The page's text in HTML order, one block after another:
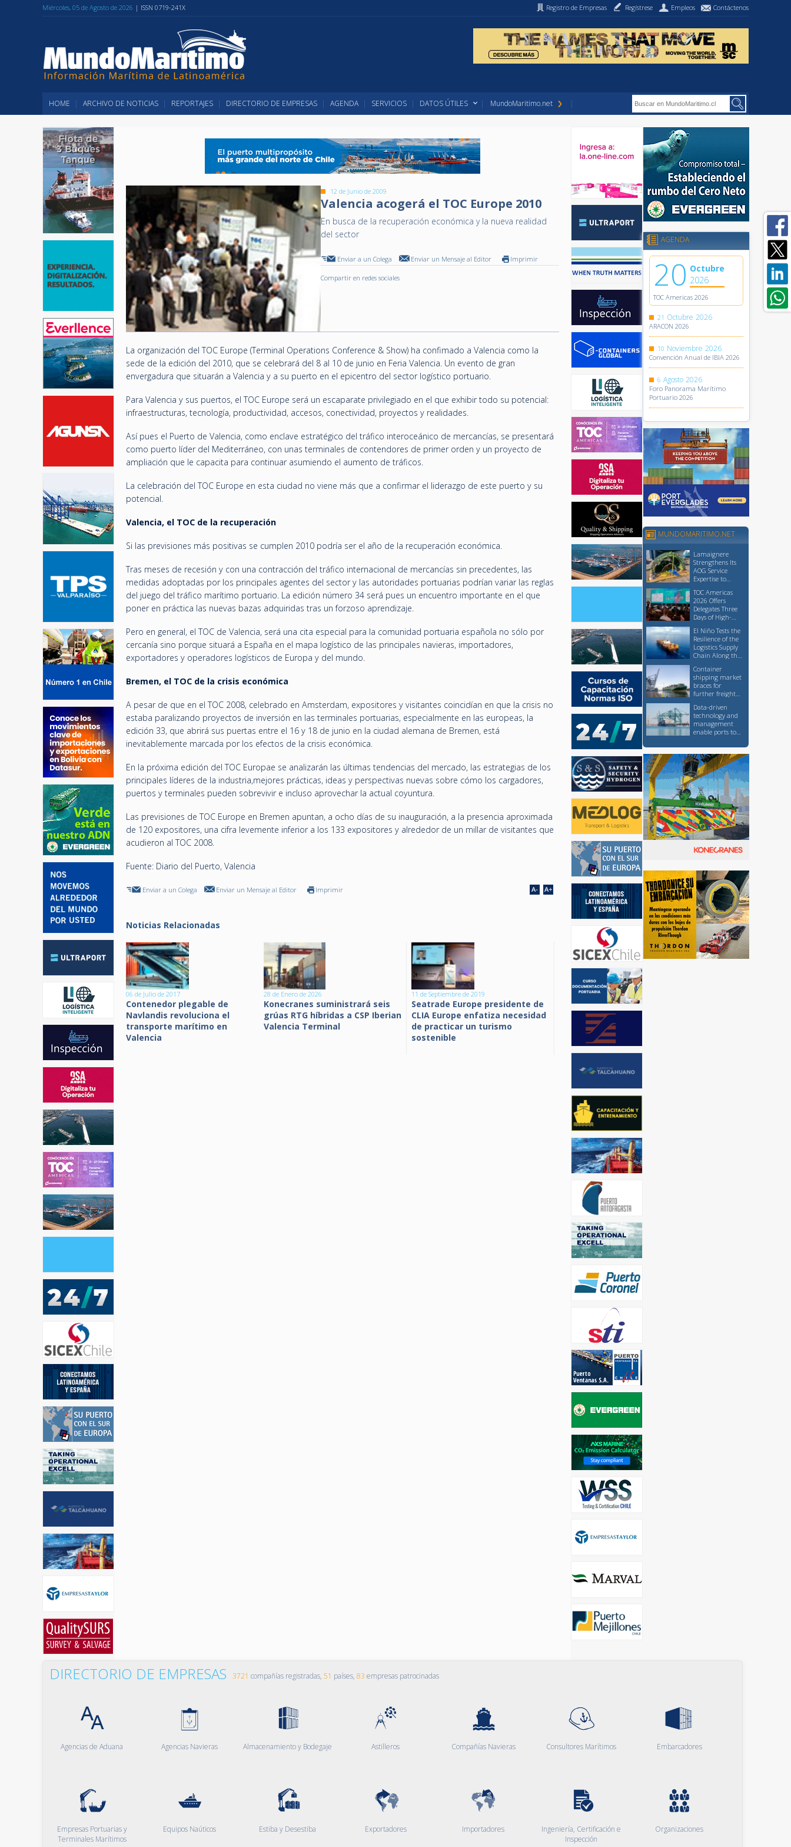
Miércoles, 05 de Agosto de 2026 | ISSN 0719-241X Registro de Empresas Regístrese Empleos Contáctenos
HOME ARCHIVO DE NOTICIAS REPORTAJES DIRECTORIO DE EMPRESAS AGENDA SERVICIOS DATOS ÚTILES MundoMaritimo.net
12 de Junio de 2009
Valencia acogerá el TOC Europe 2010
En busca de la recuperación económica y la nueva realidad
del sector
Enviar a un Colega Enviar un Mensaje al Editor Imprimir
Compartir en redes sociales
La organización del TOC Europe (Terminal Operations Conference & Show) ha confimado a Valencia como la
sede de la edición del 2010, que se celebrará del 8 al 10 de junio en Feria Valencia. Un evento de gran
envergadura que situarán a Valencia y a su puerto en el epicentro del sector logístico portuario.
Para Valencia y sus puertos, el TOC Europe será un escaparate privilegiado en el que exhibir todo su potencial:
infraestructuras, tecnología, productividad, accesos, conectividad, proyectos y realidades.
Así pues el Puerto de Valencia, como enclave estratégico del tráfico interoceánico de mercancías, se presentará
como puerto líder del Mediterráneo, con unas terminales de contendores de primer orden y un proyecto de
ampliación que le capacita para continuar asumiendo el aumento de tráficos.
La celebración del TOC Europe en esta ciudad no viene más que a confirmar el liderazgo de este puerto y su
potencial.
Valencia, el TOC de la recuperación
Si las previsiones más positivas se cumplen 2010 podría ser el año de la recuperación económica.
Tras meses de recesión y con una contracción del tráfico internacional de mercancías sin precedentes, las
medidas adoptadas por los principales agentes del sector y las autoridades portuarias podrían variar las reglas
del juego del tráfico marítimo portuario. La edición número 34 será pues un encuentro importante en el que
poner en práctica las nuevas bazas adquiridas tras un forzoso aprendizaje.
Pero en general, el TOC de Valencia, será una cita especial para la comunidad portuaria española no sólo por
cercanía sino porque situará a España en el mapa logístico de las principales navieras, importadores,
exportadores y operadores logísticos de Europa y del mundo.
Bremen, el TOC de la crisis económica
A pesar de que en el TOC 2008, celebrado en Amsterdam, expositores y visitantes coincidían en que la crisis no
estaba paralizando proyectos de inversión en las terminales portuarias, especialmente en las europeas, la
edición 33, que abrirá sus puertas entre el 16 y 18 de junio en la ciudad alemana de Bremen, está
inevitablemente marcada por los efectos de la crisis económica.
En la próxima edición del TOC Europae se analizarán las últimas tendencias del mercado, las estrategias de los
principales líderes de la industria,mejores prácticas, ideas y perspectivas nuevas sobre cómo los cargadores,
puertos y terminales pueden sobrevivir e incluso aprovechar la actual coyuntura.
Las previsiones de TOC Europe en Bremen apuntan, a ocho días de su inauguración, a la presencia aproximada
de 120 expositores, una cifra levemente inferior a los 133 expositores y alrededor de un millar de visitantes que
acudieron al TOC 2008.
Fuente: Diario del Puerto, Valencia
Enviar a un Colega Enviar un Mensaje al Editor Imprimir
Noticias Relacionadas
06 de Julio de 2017
Contenedor plegable de
Navlandis revoluciona el
transporte marítimo en
Valencia
28 de Enero de 2026
Konecranes suministrará seis
grúas RTG híbridas a CSP Iberian
Valencia Terminal
11 de Septiembre de 2019
Seatrade Europe presidente de
CLIA Europe enfatiza necesidad
de practicar un turismo
sostenible
AGENDA
20 Octubre
2026
TOC Americas 2026
21 Octubre 2026
ARACON 2026
10 Noviembre 2026
Convención Anual de IBIA 2026
6 Agosto 2026
Foro Panorama Marítimo
Portuario 2026
MUNDOMARITIMO.NET
Lamaignere
Strengthens Its
AOG Service
Expertise to
Logistics
Operations
TOC Americas
2026 Offers
Delegates Three
Days of High-
Sharing and
Networking
El Niño Tests the
Resilience of the
Logistics Supply
Chain Along the
Container
shipping market
braces for
further freight
though at a
slower pace than
earlier this
month
Data-driven
technology and
management
enable ports to
sustainability
without
sacrificing
competitiveness
DIRECTORIO DE EMPRESAS 3721 compañías registradas, 51 países, 83 empresas patrocinadas
Agencias de Aduana Agencias Navieras Almacenamiento y Bodegaje Astilleros Compañías Navieras Consultores Marítimos Embarcadores
Empresas Portuarias y
Terminales Marítimos
Equipos Naúticos Estiba y Desestiba Exportadores Importadores
Ingeniería, Certificación e
Inspección
Organizaciones